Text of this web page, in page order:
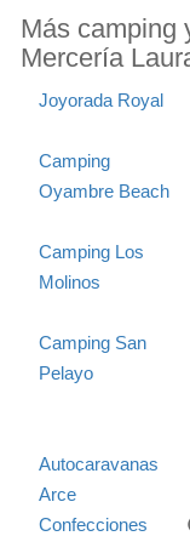
Más camping
Mercería
Joyorada Royal
Camping
Oyambre Beach
Camping Los
Molinos
Camping San
Pelayo
Autocaravanas
Arce
Confecciones